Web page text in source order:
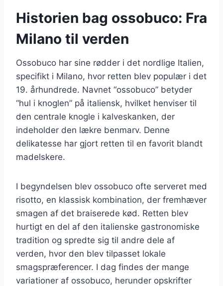
Historien bag ossobuco: Fra
Milano til verden
Ossobuco har sine rødder i det nordlige Italien,
specifikt i Milano, hvor retten blev populær i det
19. århundrede. Navnet “ossobuco” betyder
“hul i knoglen” på italiensk, hvilket henviser til
den centrale knogle i kalveskanken, der
indeholder den lækre benmarv. Denne
delikatesse har gjort retten til en favorit blandt
madelskere.
I begyndelsen blev ossobuco ofte serveret med
risotto, en klassisk kombination, der fremhæver
smagen af det braiserede kød. Retten blev
hurtigt en del af den italienske gastronomiske
tradition og spredte sig til andre dele af
verden, hvor den blev tilpasset lokale
smagspræferencer. I dag findes der mange
variationer af ossobuco, herunder opskrifter